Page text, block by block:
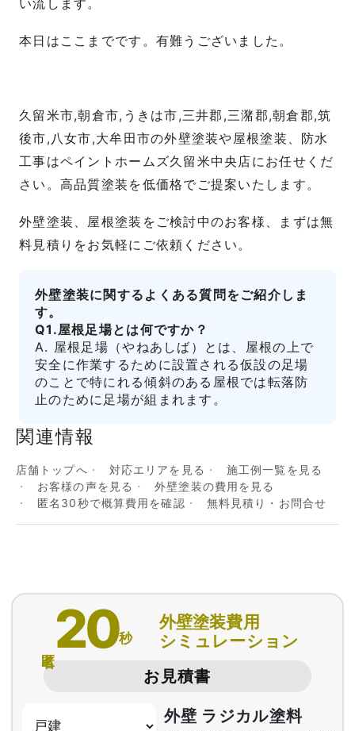
い流します。
本日はここまでです。有難うございました。
久留米市,朝倉市,うきは市,三井郡,三潴郡,朝倉郡,筑
後市,八女市,大牟田市の外壁塗装や屋根塗装、防水
工事はペイントホームズ久留米中央店にお任せくだ
さい。高品質塗装を低価格でご提案いたします。
外壁塗装、屋根塗装をご検討中のお客様、まずは無
料見積りをお気軽にご依頼ください。
外壁塗装に関するよくある質問をご紹介しま
す。
Q1.屋根足場とは何ですか？
A. 屋根足場（やねあしば）とは、屋根の上で
安全に作業するために設置される仮設の足場
のことで特にれる傾斜のある屋根では転落防
止のために足場が組まれます。
関連情報
店舗トップへ 対応エリアを見る
施工例一覧を見る
お客様の声を見る
外壁塗装の費用を見る
匿名30秒で概算費用を確認
無料見積り・お問合せ
20秒
外壁塗装費用
シミュレーション
お見積書
外壁 ラジカル塗料